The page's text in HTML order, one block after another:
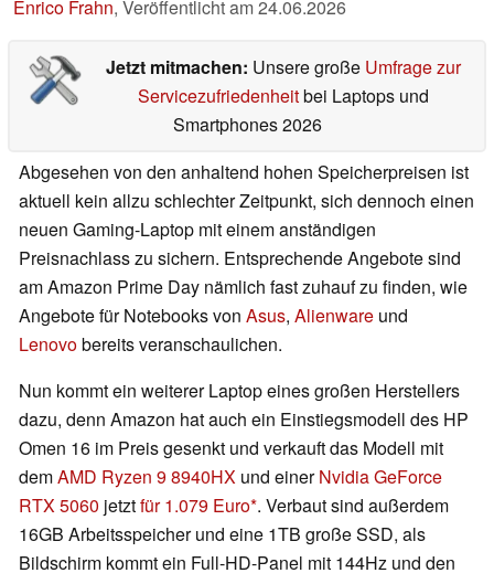
Enrico Frahn, Veröffentlicht am24.06.2026
Jetzt mitmachen: Unsere große Umfrage zur
Servicezufriedenheitbei Laptops und
Smartphones 2026
Abgesehen von den anhaltend hohen Speicherpreisen ist
aktuell kein allzu schlechter Zeitpunkt, sich dennoch einen
neuen Gaming-Laptop mit einem anständigen
Preisnachlass zu sichern. Entsprechende Angebote sind
am Amazon Prime Day nämlich fast zuhauf zu finden, wie
Angebote für Notebooks von Asus, Alienware und
Lenovobereits veranschaulichen.
Nun kommt ein weiterer Laptop eines großen Herstellers
dazu, denn Amazon hat auch ein Einstiegsmodell des HP
Omen 16 im Preis gesenkt und verkauft das Modell mit
demAMD Ryzen 9 8940HX und einerNvidia GeForce
RTX 5060 jetztfür 1.079 Euro . Verbaut sind außerdem
16GB Arbeitsspeicher und eine 1TB große SSD, als
Bildschirm kommt ein Full-HD-Panel mit 144Hz und den